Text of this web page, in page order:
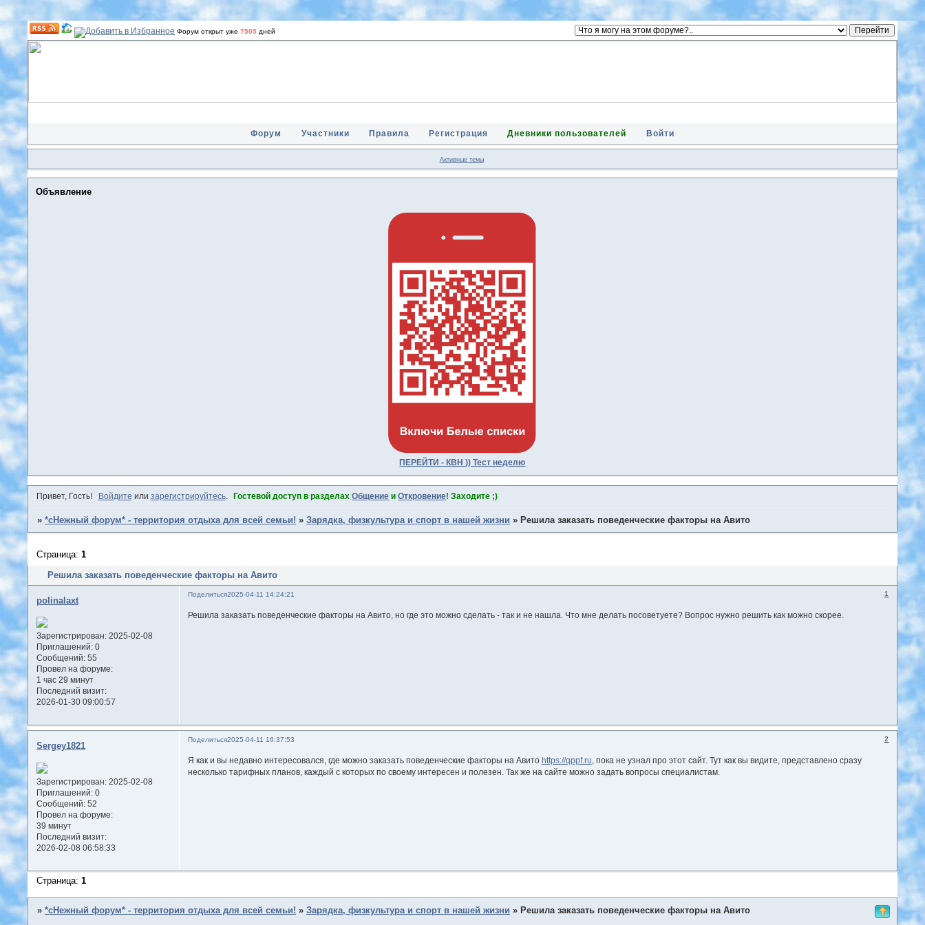
Форум открыт уже7505 дней
Форум Участники Правила Регистрация Дневники пользователей Войти
Активные темы
Объявление
ПЕРЕЙТИ - КВН )) Тест неделю
Привет, Гость! Войдите или зарегистрируйтесь. Гостевой доступ в разделахОбщение иОткровение! Заходите ;)
» *сНежный форум* - территория отдыха для всей семьи! » Зарядка, физкультура и спорт в нашей жизни » Решила заказать поведенческие факторы на Авито
Решила заказать поведенческие факторы на Авито
Страница: 1
Поделиться 1
2025-04-11 14:24:21
polinalaxt
Зарегистрирован: 2025-02-08
Приглашений:0
Сообщений:55
Провел на форуме:
1 час 29 минут
Последний визит:
2026-01-30 09:00:57
Решила заказать поведенческие факторы на Авито, но где это можно сделать - так и не нашла. Что мне делать посоветуете? Вопрос нужно решить как можно скорее.
Поделиться 2
2025-04-11 16:37:53
Sergey1821
Зарегистрирован: 2025-02-08
Приглашений:0
Сообщений:52
Провел на форуме:
39 минут
Последний визит:
2026-02-08 06:58:33
Я как и вы недавно интересовался, где можно заказать поведенческие факторы на Авито https://qppf.ru , пока не узнал про этот сайт. Тут как вы видите, представлено сразу
несколько тарифных планов, каждый с которых по своему интересен и полезен. Так же на сайте можно задать вопросы специалистам.
Страница: 1
» *сНежный форум* - территория отдыха для всей семьи! » Зарядка, физкультура и спорт в нашей жизни » Решила заказать поведенческие факторы на Авито